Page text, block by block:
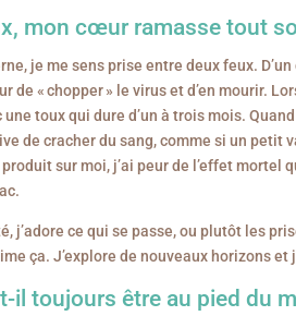
mon cœur ramasse tout
je me sens prise entre deux feux.
de « chopper » le virus et d’en mourir.
une toux qui dure d’un à trois mois.
de cracher du sang, comme si un
produit sur moi, j’ai peur de l’effet mortel
j’adore ce qui se passe, ou plutôt les
ça. J’explore de nouveaux horizons
il toujours être au pied du